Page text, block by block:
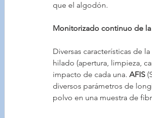
que el algodón.
Monitorizado continuo de
Diversas características de
hilado (apertura, limpieza,
impacto de cada una. AFIS
diversos parámetros de
polvo en una muestra de